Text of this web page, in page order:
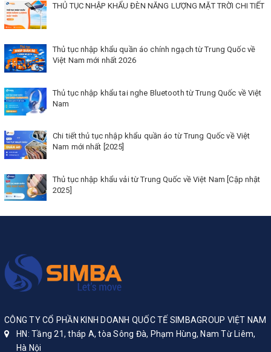
THỦ TỤC NHẬP KHẨU ĐÈN NĂNG LƯỢNG MẶT TRỜI CHI TIẾT
Thủ tục nhập khẩu quần áo chính ngạch từ Trung Quốc về
Việt Nam mới nhất 2026
Thủ tục nhập khẩu tai nghe Bluetooth từ Trung Quốc về Việt
Nam
Chi tiết thủ tục nhập khẩu quần áo từ Trung Quốc về Việt
Nam mới nhất [2025]
Thủ tục nhập khẩu vải từ Trung Quốc về Việt Nam [Cập nhật
2025]
CÔNG TY CỔ PHẦN KINH DOANH QUỐC TẾ SIMBAGROUP VIỆT NAM
HN: Tầng 21, tháp A, tòa Sông Đà, Phạm Hùng, Nam Từ Liêm,
Hà Nội